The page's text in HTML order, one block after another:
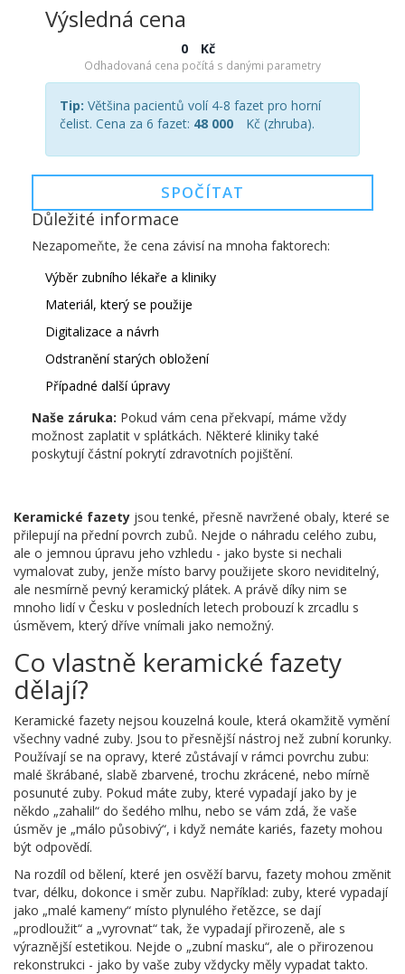
Výsledná cena
0 Kč
Odhadovaná cena počítá s danými parametry
Tip: Většina pacientů volí 4-8 fazet pro horní
čelist. Cena za 6 fazet: 48 000 Kč (zhruba).
SPOČÍTAT
Důležité informace
Nezapomeňte, že cena závisí na mnoha faktorech:
Výběr zubního lékaře a kliniky
Materiál, který se použije
Digitalizace a návrh
Odstranění starých obložení
Případné další úpravy
Naše záruka: Pokud vám cena překvapí, máme vždy
možnost zaplatit v splátkách. Některé kliniky také
poskytují částní pokrytí zdravotních pojištění.
Keramické fazety jsou tenké, přesně navržené obaly, které se
přilepují na přední povrch zubů. Nejde o náhradu celého zubu,
ale o jemnou úpravu jeho vzhledu - jako byste si nechali
vymalovat zuby, jenže místo barvy použijete skoro neviditelný,
ale nesmírně pevný keramický plátek. A právě díky nim se
mnoho lidí v Česku v posledních letech probouzí k zrcadlu s
úsměvem, který dříve vnímali jako nemožný.
Co vlastně keramické fazety
dělají?
Keramické fazety nejsou kouzelná koule, která okamžitě vymění
všechny vadné zuby. Jsou to přesnější nástroj než zubní korunky.
Používají se na opravy, které zůstávají v rámci povrchu zubu:
malé škrábané, slabě zbarvené, trochu zkrácené, nebo mírně
posunuté zuby. Pokud máte zuby, které vypadají jako by je
někdo „zahalil“ do šedého mlhu, nebo se vám zdá, že vaše
úsměv je „málo působivý“, i když nemáte kariés, fazety mohou
být odpovědí.
Na rozdíl od bělení, které jen osvěží barvu, fazety mohou změnit
tvar, délku, dokonce i směr zubu. Například: zuby, které vypadají
jako „malé kameny“ místo plynulého řetězce, se dají
„prodloužit“ a „vyrovnat“ tak, že vypadají přirozeně, ale s
výraznější estetikou. Nejde o „zubní masku“, ale o přirozenou
rekonstrukci - jako by vaše zuby vždycky měly vypadat takto.